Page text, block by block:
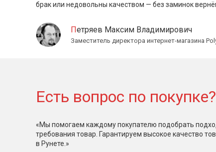
брак или недовольны качеством — без заминок
Петряев Максим Владимирович
Заместитель директора интернет-магазина
Есть вопрос по покупке?
«Мы помогаем каждому покупателю подобрать
требования товар. Гарантируем высокое качество
в Рунете.»